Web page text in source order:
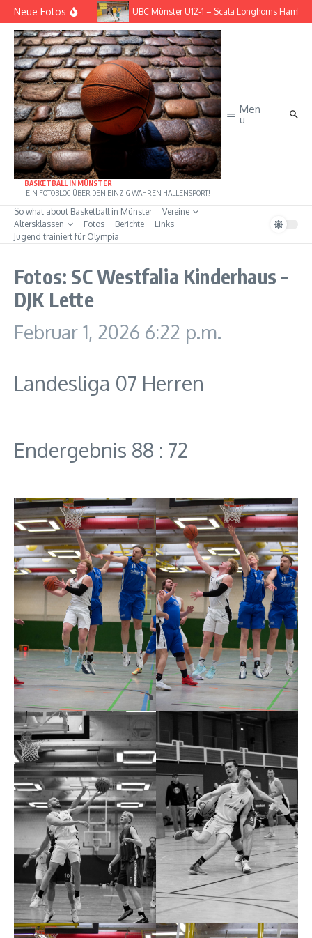
Zum Inhalt springen
Neue Fotos
BG Göttingen UBC Münster U12-1 – Scala Longhorns
BASKETBALL IN MÜNSTER
EIN FOTOBLOG ÜBER DEN EINZIG WAHREN HALLENSPORT!
Men
u
So what about Basketball in Münster
Vereine
Altersklassen
Fotos Berichte
Links
Jugend trainiert für Olympia
Fotos: SC Westfalia Kinderhaus –
DJK Lette
Februar 1, 2026 6:22 p.m.
Landesliga 07 Herren
Endergebnis 88 : 72